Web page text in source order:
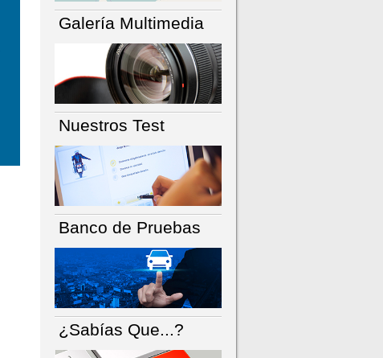
Galería Multimedia
Nuestros Test
Banco de Pruebas
¿Sabías Que...?